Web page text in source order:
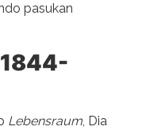
pasukan
Lebensraum , Dia